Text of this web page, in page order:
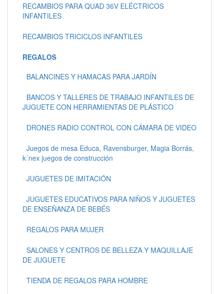
RECAMBIOS PARA QUAD 36V ELÉCTRICOS
INFANTILES
RECAMBIOS TRICICLOS INFANTILES
REGALOS
BALANCINES Y HAMACAS PARA JARDÍN
BANCOS Y TALLERES DE TRABAJO INFANTILES DE
JUGUETE CON HERRAMIENTAS DE PLÁSTICO
DRONES RADIO CONTROL CON CÁMARA DE VIDEO
Juegos de mesa Educa, Ravensburger, Magia Borrás,
k´nex juegos de construcción
JUGUETES DE IMITACIÓN
JUGUETES EDUCATIVOS PARA NIÑOS Y JUGUETES
DE ENSEÑANZA DE BEBÉS
REGALOS PARA MUJER
SALONES Y CENTROS DE BELLEZA Y MAQUILLAJE
DE JUGUETE
TIENDA DE REGALOS PARA HOMBRE